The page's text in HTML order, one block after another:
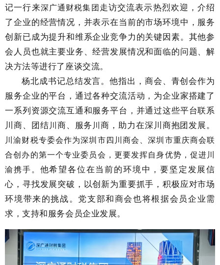
记一行来深广通财税集团走访交流表示热烈欢迎，介绍
了企业的经营情况，并表示在当前的市场环境中，服务
创新已成为提升和维系企业竞争力的关键因素。其他参
会人员也就主要业务、经营发展情况和面临的问题、解
决方法等进行了座谈交流。
杨北成书记总结发言。他指出，商会、青创会作为
服务企业的平台，通过各种交流活动，为企业家搭建了
一系列资源交流互通和服务平台，并通过这些平台联系
川商、团结川商、服务川商，助力在深川商抱团发展。
川渝财税专委会作为深圳市四川商会、深圳市重庆商会联
合创办的第一个专业委员会，更要发挥自身优势，促进川
渝携手。 他希望各位在当前的环境中，要坚定发展信
心，寻找发展突破，以创新为重要抓手，积极应对市场
环境带来的挑战。党支部和商会也将根据会员企业需
求，支持和服务会员企业发展。